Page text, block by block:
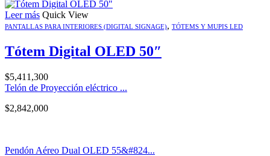
Leer más Quick View
PANTALLAS PARA INTERIORES (DIGITAL SIGNAGE), TÓTEMS Y MUPIS LED
Tótem Digital OLED 50″
$5,411,300
Telón de Proyección eléctrico ...
$2,842,000
Pendón Aéreo Dual OLED 55&#824...